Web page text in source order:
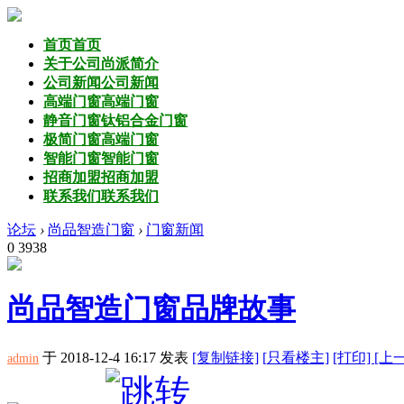
首页首页
关于公司 尚派简介
公司新闻公司新闻
高端门窗高端门窗
静音门窗钛铝合金门窗
极简门窗高端门窗
智能门窗智能门窗
招商加盟招商加盟
联系我们联系我们
论坛 › 尚品智造门窗 › 门窗新闻
0 3938
尚品智造门窗品牌故事
admin 于 2018-12-4 16:17 发表 [复制链接] [只看楼主] [打印] [上